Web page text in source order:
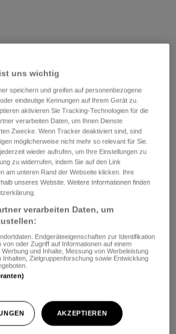
uns wichtig
speichern und greifen auf personenbezogene
eindeutige Kennungen auf Ihrem Gerät zu.
aktivieren Sie Tracking-Technologien für die
verarbeiten Daten, um Ihnen Dienste
Zwecke. Wenn Tracker deaktiviert sind, sind
möglicherweise nicht mehr so relevant für Sie.
wieder aufrufen, um Ihre Einstellungen zu
zu widerrufen, indem Sie auf den Link
am unteren Rand der Webseite klicken. Ihre
unseres Website. Weitere Informationen finden
verarbeiten Daten, um
Endgeräteeigenschaften zur Identifikation
oder Zugriff auf Informationen auf einem
und Inhalte, Messung von Werbeleistung
Zielgruppenforschung sowie Entwicklung
AKZEPTIEREN